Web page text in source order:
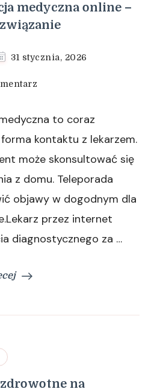
medyczna online –
31 stycznia, 2026
medyczna
online
wygodne
to coraz
kontaktu z lekarzem.
może skonsultować się
z domu. Teleporada
objawy w dogodnym dla
przez internet
diagnostycznego za …
na